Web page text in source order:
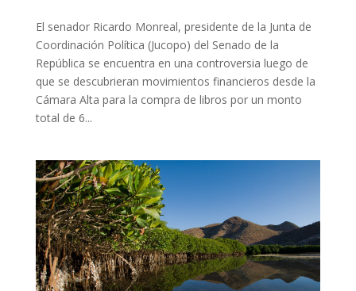
El senador Ricardo Monreal, presidente de la Junta de
Coordinación Política (Jucopo) del Senado de la
República se encuentra en una controversia luego de
que se descubrieran movimientos financieros desde la
Cámara Alta para la compra de libros por un monto
total de 6...